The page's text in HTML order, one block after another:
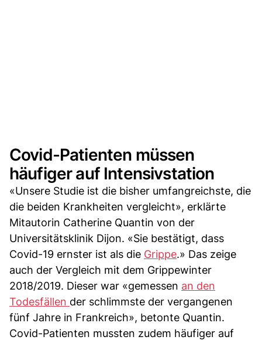
Covid-Patienten müssen
häufiger auf Intensivstation
«Unsere Studie ist die bisher umfangreichste, die
die beiden Krankheiten vergleicht», erklärte
Mitautorin Catherine Quantin von der
Universitätsklinik Dijon. «Sie bestätigt, dass
Covid-19 ernster ist als die Grippe.» Das zeige
auch der Vergleich mit dem Grippewinter
2018/2019. Dieser war «gemessen an den
Todesfällen der schlimmste der vergangenen
fünf Jahre in Frankreich», betonte Quantin.
Covid-Patienten mussten zudem häufiger auf